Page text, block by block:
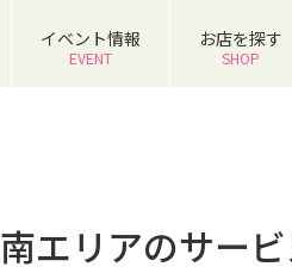
イベント情報
EVENT
お店を探す
SHOP
南エリアのサー